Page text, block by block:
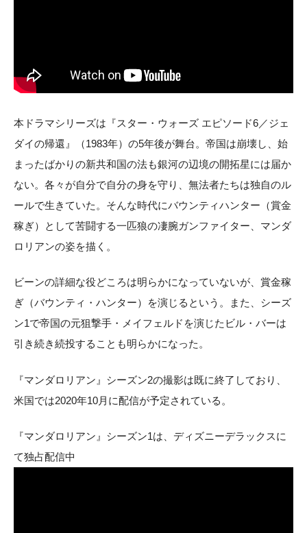
本ドラマシリーズは『スター・ウォーズ エピソード6／ジェ
ダイの帰還』（1983年）の5年後が舞台。帝国は崩壊し、始
まったばかりの新共和国の法も銀河の辺境の開拓星には届か
ない。各々が自分で自分の身を守り、無法者たちは独自のル
ールで生きていた。そんな時代にバウンティハンター（賞金
稼ぎ）として苦闘する一匹狼の凄腕ガンファイター、マンダ
ロリアンの姿を描く。
ビーンの詳細な役どころは明らかになっていないが、賞金稼
ぎ（バウンティ・ハンター）を演じるという。また、シーズ
ン1で帝国の元狙撃手・メイフェルドを演じたビル・バーは
引き続き続投することも明らかになった。
『マンダロリアン』シーズン2の撮影は既に終了しており、
米国では2020年10月に配信が予定されている。
『マンダロリアン』シーズン1は、ディズニーデラックスに
て独占配信中